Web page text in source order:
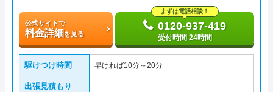
公式サイトで
料金詳細を見る
まずは電話相談！
0120-937-419
受付時間 24時間
駆けつけ時間 早ければ10分～20分
出張見積もり ―